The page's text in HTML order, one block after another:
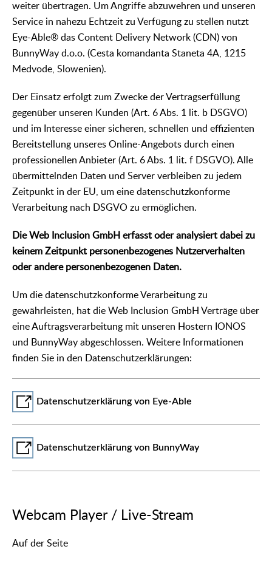
weiter übertragen. Um Angriffe abzuwehren und unseren
Service in nahezu Echtzeit zu Verfügung zu stellen nutzt
Eye-Able® das Content Delivery Network (CDN) von
BunnyWay d.o.o. (Cesta komandanta Staneta 4A, 1215
Medvode, Slowenien).
Der Einsatz erfolgt zum Zwecke der Vertragserfüllung
gegenüber unseren Kunden (Art. 6 Abs. 1 lit. b DSGVO)
und im Interesse einer sicheren, schnellen und effizienten
Bereitstellung unseres Online-Angebots durch einen
professionellen Anbieter (Art. 6 Abs. 1 lit. f DSGVO). Alle
übermittelnden Daten und Server verbleiben zu jedem
Zeitpunkt in der EU, um eine datenschutzkonforme
Verarbeitung nach DSGVO zu ermöglichen.
Die Web Inclusion GmbH erfasst oder analysiert dabei zu
keinem Zeitpunkt personenbezogenes Nutzerverhalten
oder andere personenbezogenen Daten.
Um die datenschutzkonforme Verarbeitung zu
gewährleisten, hat die Web Inclusion GmbH Verträge über
eine Auftragsverarbeitung mit unseren Hostern IONOS
und BunnyWay abgeschlossen. Weitere Informationen
finden Sie in den Datenschutzerklärungen:
Datenschutzerklärung von Eye-Able
Datenschutzerklärung von BunnyWay
Webcam Player / Live-Stream
Auf der Seite